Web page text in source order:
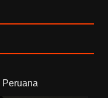
Peruana